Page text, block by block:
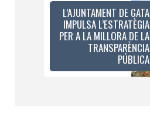
L’AJUNTAMENT DE GATA
IMPULSA L’ESTRATÈGIA
PER A LA MILLORA DE LA
TRANSPARÈNCIA
PÚBLICA